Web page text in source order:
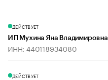
ДЕЙСТВУЕТ
ИП Мухина Яна Владимировна
ИНН: 440118934080
ДЕЙСТВУЕТ